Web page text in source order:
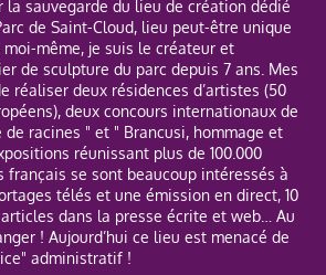
la sauvegarde du lieu de création dédié
de Saint-Cloud, lieu peut-être unique
moi-même, je suis le créateur et
de sculpture du parc depuis 7 ans. Mes
réaliser deux résidences d’artistes (50
deux concours internationaux de
racines " et " Brancusi, hommage et
réunissant plus de 100.000
français se sont beaucoup intéressés à
télés et une émission en direct, 10
dans la presse écrite et web… Au
! Aujourd’hui ce lieu est menacé de
administratif !